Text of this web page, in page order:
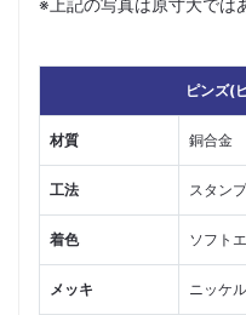
※上記の写真は原寸大では
ピンズ(
材質 銅合金
工法 スタン
着色 ソフト
メッキ ニッケル